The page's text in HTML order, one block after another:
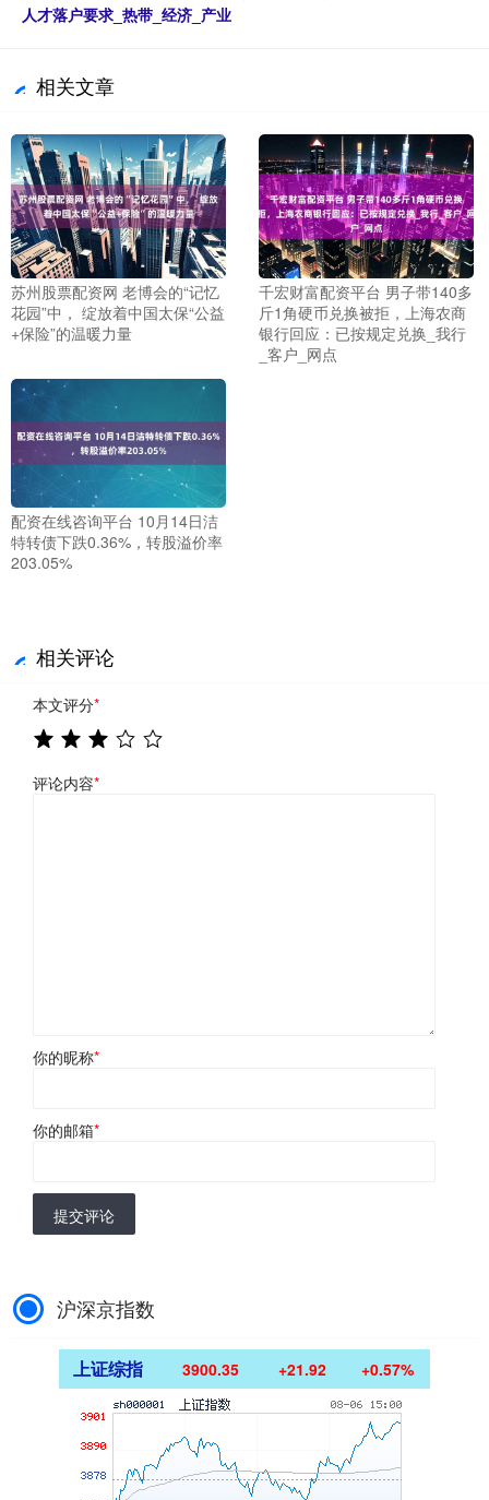
人才落户要求_热带_经济_产业
相关文章
苏州股票配资网 老博会的“记忆
花园”中， 绽放着中国太保“公益
+保险”的温暖力量
千宏财富配资平台 男子带140多
斤1角硬币兑换被拒，上海农商
银行回应：已按规定兑换_我行
_客户_网点
配资在线咨询平台 10月14日洁
特转债下跌0.36%，转股溢价率
203.05%
相关评论
本文评分*
评论内容*
你的昵称*
你的邮箱*
提交评论
沪深京指数
上证综指 3900.35 +21.92 +0.57%